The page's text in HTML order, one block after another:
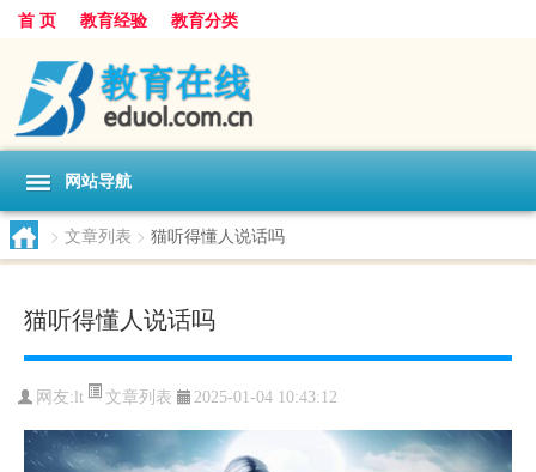
首 页 教育经验 教育分类
网站导航
> 文章列表 > 猫听得懂人说话吗
猫听得懂人说话吗
网友: lt 文章列表 2025-01-04 10:43:12